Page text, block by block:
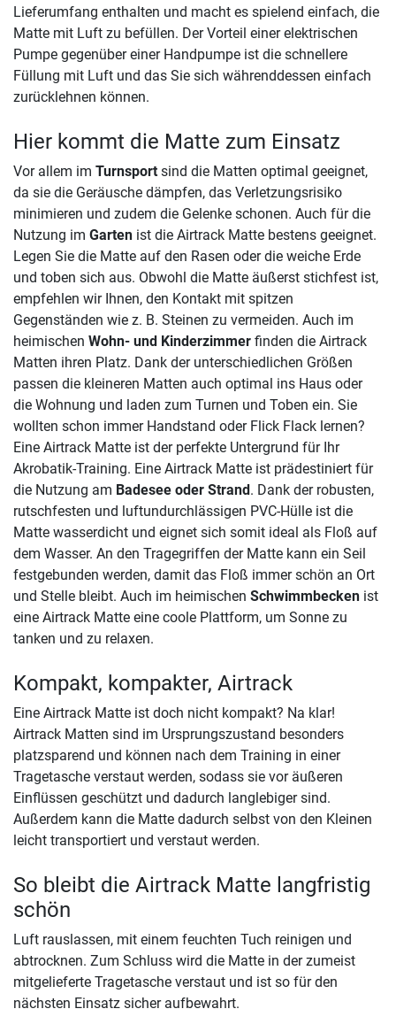
Lieferumfang enthalten und macht es spielend einfach, die
Matte mit Luft zu befüllen. Der Vorteil einer elektrischen
Pumpe gegenüber einer Handpumpe ist die schnellere
Füllung mit Luft und das Sie sich währenddessen einfach
zurücklehnen können.
Hier kommt die Matte zum Einsatz
Vor allem im Turnsport sind die Matten optimal geeignet,
da sie die Geräusche dämpfen, das Verletzungsrisiko
minimieren und zudem die Gelenke schonen. Auch für die
Nutzung im Garten ist die Airtrack Matte bestens geeignet.
Legen Sie die Matte auf den Rasen oder die weiche Erde
und toben sich aus. Obwohl die Matte äußerst stichfest ist,
empfehlen wir Ihnen, den Kontakt mit spitzen
Gegenständen wie z. B. Steinen zu vermeiden. Auch im
heimischen Wohn- und Kinderzimmer finden die Airtrack
Matten ihren Platz. Dank der unterschiedlichen Größen
passen die kleineren Matten auch optimal ins Haus oder
die Wohnung und laden zum Turnen und Toben ein. Sie
wollten schon immer Handstand oder Flick Flack lernen?
Eine Airtrack Matte ist der perfekte Untergrund für Ihr
Akrobatik-Training. Eine Airtrack Matte ist prädestiniert für
die Nutzung am Badesee oder Strand. Dank der robusten,
rutschfesten und luftundurchlässigen PVC-Hülle ist die
Matte wasserdicht und eignet sich somit ideal als Floß auf
dem Wasser. An den Tragegriffen der Matte kann ein Seil
festgebunden werden, damit das Floß immer schön an Ort
und Stelle bleibt. Auch im heimischen Schwimmbecken ist
eine Airtrack Matte eine coole Plattform, um Sonne zu
tanken und zu relaxen.
Kompakt, kompakter, Airtrack
Eine Airtrack Matte ist doch nicht kompakt? Na klar!
Airtrack Matten sind im Ursprungszustand besonders
platzsparend und können nach dem Training in einer
Tragetasche verstaut werden, sodass sie vor äußeren
Einflüssen geschützt und dadurch langlebiger sind.
Außerdem kann die Matte dadurch selbst von den Kleinen
leicht transportiert und verstaut werden.
So bleibt die Airtrack Matte langfristig
schön
Luft rauslassen, mit einem feuchten Tuch reinigen und
abtrocknen. Zum Schluss wird die Matte in der zumeist
mitgelieferte Tragetasche verstaut und ist so für den
nächsten Einsatz sicher aufbewahrt.